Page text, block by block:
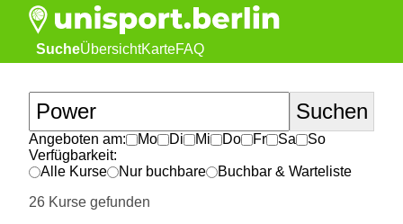
SucheÜbersichtKarteFAQ
Angeboten am: Mo Di Mi Do Fr Sa
So
Verfügbarkeit:
Alle Kurse
Nur buchbare
Buchbar & Warteliste
26 Kurse gefunden